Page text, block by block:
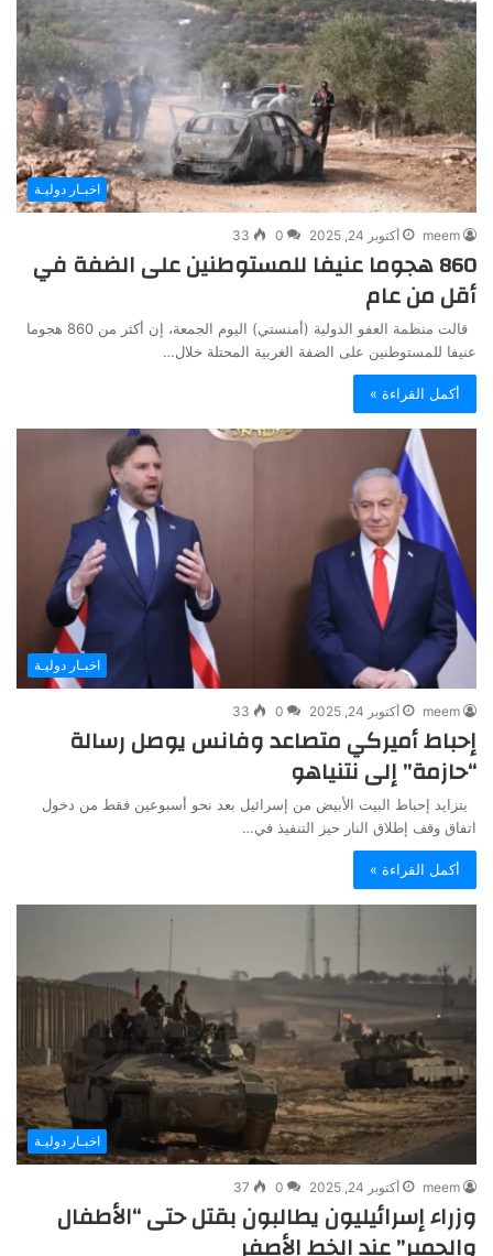
اخبـار دوليـة
meem أكتوبر 24, 2025 0
33
860 هجوما عنيفا للمستوطنين على الضفة في
أقل من عام
قالت منظمة العفو الدولية (أمنستي) اليوم الجمعة، إن أكثر من 860 هجوما
عنيفا للمستوطنين على الضفة الغربية المحتلة خلال…
أكمل القراءة »
اخبـار دوليـة
meem أكتوبر 24, 2025 0
33
إحباط أميركي متصاعد وفانس يوصل رسالة
“حازمة” إلى نتنياهو
يتزايد إحباط البيت الأبيض من إسرائيل بعد نحو أسبوعين فقط من دخول
اتفاق وقف إطلاق النار حيز التنفيذ في…
أكمل القراءة »
اخبـار دوليـة
meem أكتوبر 24, 2025 0
37
وزراء إسرائيليون يطالبون بقتل حتى “الأطفال
والحمير” عند الخط الأصفر